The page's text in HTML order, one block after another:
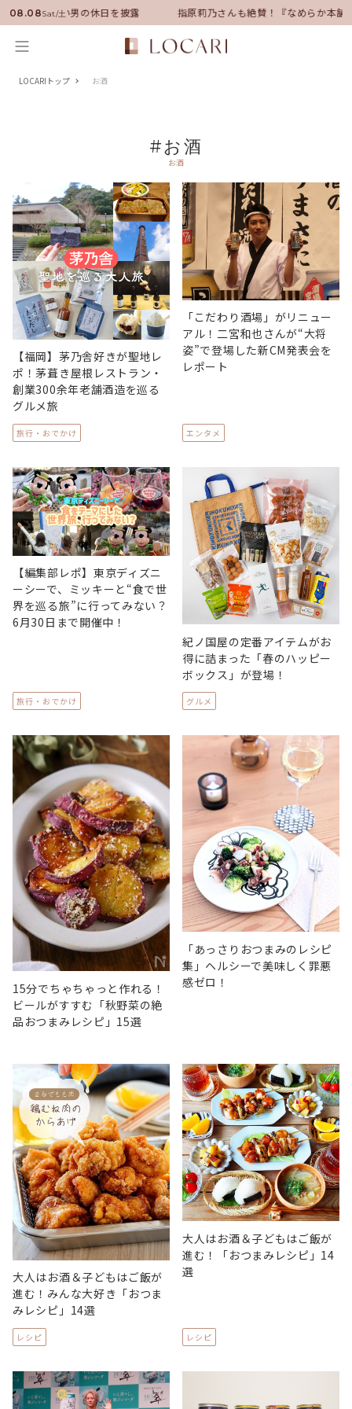
08.08Sat/土
就任！いい男の休日を披露 指原莉乃さんも絶賛！『なめらか本舗
LOCARIトップ お酒
#お酒
お酒
【福岡】茅乃舎好きが聖地レ
ポ！茅葺き屋根レストラン・
創業300余年老舗酒造を巡る
グルメ旅
旅行・おでかけ
「こだわり酒場」がリニュー
アル！二宮和也さんが“大将
姿”で登場した新CM発表会を
レポート
エンタメ
【編集部レポ】東京ディズニ
ーシーで、ミッキーと“食で世
界を巡る旅”に行ってみない？
6月30日まで開催中！
旅行・おでかけ
紀ノ国屋の定番アイテムがお
得に詰まった「春のハッピー
ボックス」が登場！
グルメ
15分でちゃちゃっと作れる！
ビールがすすむ「秋野菜の絶
品おつまみレシピ」15選
「あっさりおつまみのレシピ
集」ヘルシーで美味しく罪悪
感ゼロ！
大人はお酒＆子どもはご飯が
進む！みんな大好き「おつま
みレシピ」14選
レシピ
大人はお酒＆子どもはご飯が
進む！「おつまみレシピ」14
選
レシピ